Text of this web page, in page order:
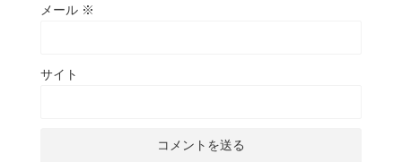
メール ※
サイト